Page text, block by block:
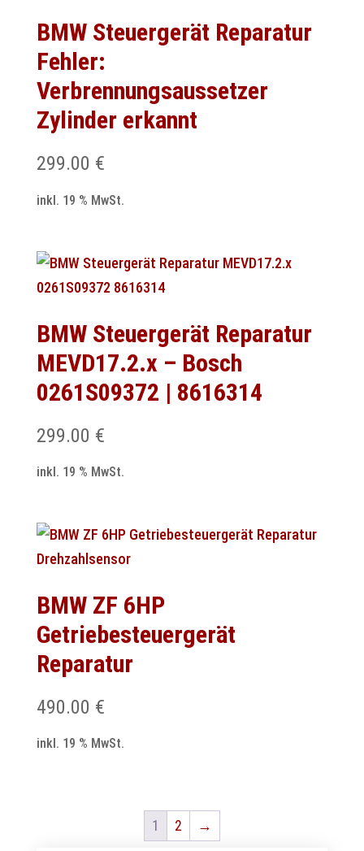
BMW Steuergerät Reparatur
Fehler:
Verbrennungsaussetzer
Zylinder erkannt
299.00 €
inkl. 19 % MwSt.
BMW Steuergerät Reparatur
MEVD17.2.x – Bosch
0261S09372 | 8616314
299.00 €
inkl. 19 % MwSt.
BMW ZF 6HP
Getriebesteuergerät
Reparatur
490.00 €
inkl. 19 % MwSt.
1 2 →